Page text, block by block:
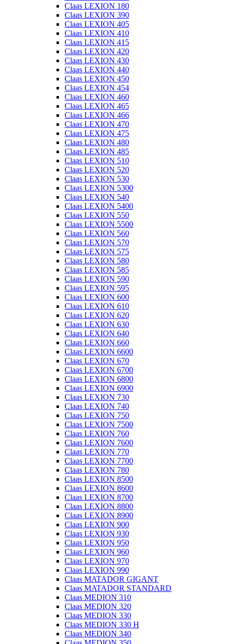
Claas LEXION 180
Claas LEXION 390
Claas LEXION 405
Claas LEXION 410
Claas LEXION 415
Claas LEXION 420
Claas LEXION 430
Claas LEXION 440
Claas LEXION 450
Claas LEXION 454
Claas LEXION 460
Claas LEXION 465
Claas LEXION 466
Claas LEXION 470
Claas LEXION 475
Claas LEXION 480
Claas LEXION 485
Claas LEXION 510
Claas LEXION 520
Claas LEXION 530
Claas LEXION 5300
Claas LEXION 540
Claas LEXION 5400
Claas LEXION 550
Claas LEXION 5500
Claas LEXION 560
Claas LEXION 570
Claas LEXION 575
Claas LEXION 580
Claas LEXION 585
Claas LEXION 590
Claas LEXION 595
Claas LEXION 600
Claas LEXION 610
Claas LEXION 620
Claas LEXION 630
Claas LEXION 640
Claas LEXION 660
Claas LEXION 6600
Claas LEXION 670
Claas LEXION 6700
Claas LEXION 6800
Claas LEXION 6900
Claas LEXION 730
Claas LEXION 740
Claas LEXION 750
Claas LEXION 7500
Claas LEXION 760
Claas LEXION 7600
Claas LEXION 770
Claas LEXION 7700
Claas LEXION 780
Claas LEXION 8500
Claas LEXION 8600
Claas LEXION 8700
Claas LEXION 8800
Claas LEXION 8900
Claas LEXION 900
Claas LEXION 930
Claas LEXION 950
Claas LEXION 960
Claas LEXION 970
Claas LEXION 990
Claas MATADOR GIGANT
Claas MATADOR STANDARD
Claas MEDION 310
Claas MEDION 320
Claas MEDION 330
Claas MEDION 330 H
Claas MEDION 340